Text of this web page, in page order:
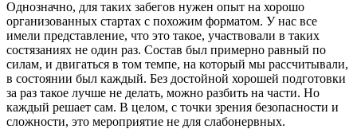
Однозначно, для таких забегов нужен опыт на хорошо
организованных стартах с похожим форматом. У нас все
имели представление, что это такое, участвовали в таких
состязаниях не один раз. Состав был примерно равный по
силам, и двигаться в том темпе, на который мы рассчитывали,
в состоянии был каждый. Без достойной хорошей подготовки
за раз такое лучше не делать, можно разбить на части. Но
каждый решает сам. В целом, с точки зрения безопасности и
сложности, это мероприятие не для слабонервных.